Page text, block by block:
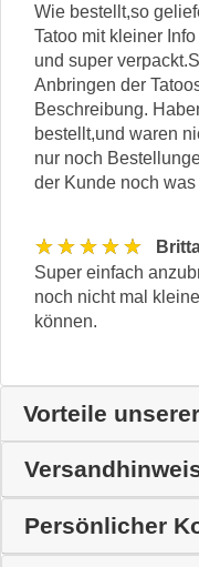
Wie bestellt,so
Tatoo mit kleiner
und super
Anbringen der
Beschreibung.
bestellt,und waren
nur noch
der Kunde noch was
★★★★★
Super einfach
noch nicht mal
können.
Vorteile
Persönlicher